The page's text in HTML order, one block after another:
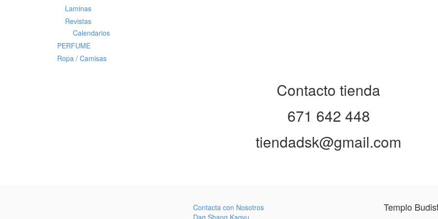
Laminas
Revistas
Calendarios
PERFUME
Ropa / Camisas
Contacto tienda
671 642 448
tiendadsk@gmail.com
Contacta con Nosotros
Dag Shang Kagyu
Templo